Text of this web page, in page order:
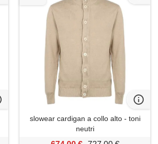
slowear cardigan a collo alto - toni
neutri